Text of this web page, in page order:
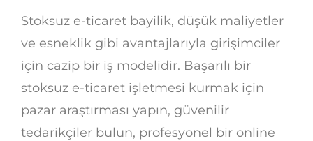
Stoksuz e-ticaret bayilik, düşük maliyetler
ve esneklik gibi avantajlarıyla girişimciler
için cazip bir iş modelidir. Başarılı bir
stoksuz e-ticaret işletmesi kurmak için
pazar araştırması yapın, güvenilir
tedarikçiler bulun, profesyonel bir online